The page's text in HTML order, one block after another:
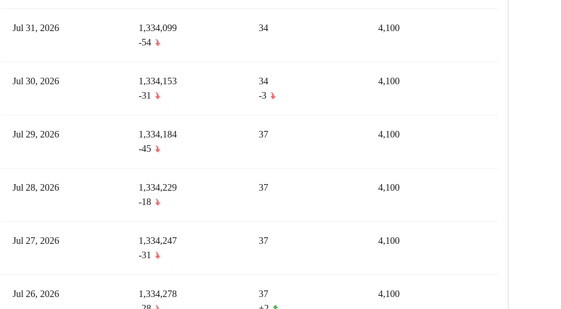
Jul 31, 2026
1,334,099
-54
34 4,100
Jul 30, 2026
1,334,153
-31
34
-3
4,100
Jul 29, 2026
1,334,184
-45
37 4,100
Jul 28, 2026
1,334,229
-18
37 4,100
Jul 27, 2026
1,334,247
-31
37 4,100
Jul 26, 2026
1,334,278
37
4,100